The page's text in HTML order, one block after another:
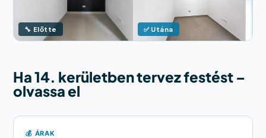
🔧 Előtte ✅ Utána
Ha 14. kerületben tervez festést –
olvassa el
💰 ÁRAK